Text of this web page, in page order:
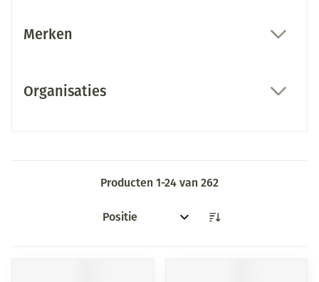
Merken
Organisaties
Producten 1-24 van 262
Sorteer op: